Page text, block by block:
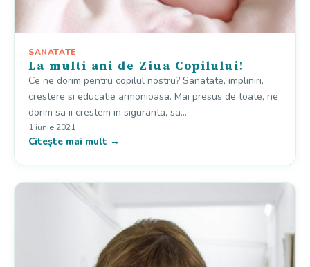
SANATATE
La multi ani de Ziua Copilului!
Ce ne dorim pentru copilul nostru? Sanatate, impliniri,
crestere si educatie armonioasa. Mai presus de toate, ne
dorim sa ii crestem in siguranta, sa…
1 iunie 2021
Citește mai mult →